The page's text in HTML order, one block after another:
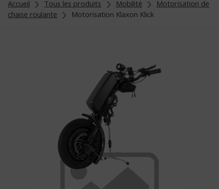
Accueil Tous les produits Mobilité
Motorisation de
chaise roulante
Motorisation Klaxon Klick